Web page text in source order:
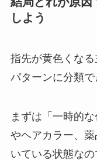
しよう
指先が黄色くな
パターンに分類で
まずは「一時的
やヘアカラー、
いている状態な